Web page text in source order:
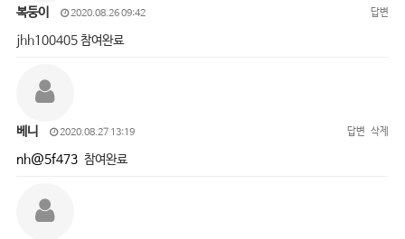
복둥이 2020.08.26 09:42 답변
jhh100405 참여완료
베니 2020.08.27 13:19 답변 삭제
nh@5f473참여완료